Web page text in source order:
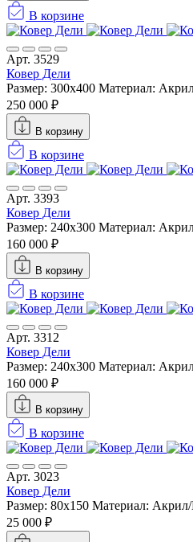
В корзине
Арт. 3529
Ковер Дели
Размер: 300х400 Материал:
250 000 ₽
В корзину
В корзине
Арт. 3393
Ковер Дели
Размер: 240х300 Материал:
160 000 ₽
В корзину
В корзине
Арт. 3312
Ковер Дели
Размер: 240х300 Материал:
160 000 ₽
В корзину
В корзине
Арт. 3023
Ковер Дели
Размер: 80x150 Материал:
25 000 ₽